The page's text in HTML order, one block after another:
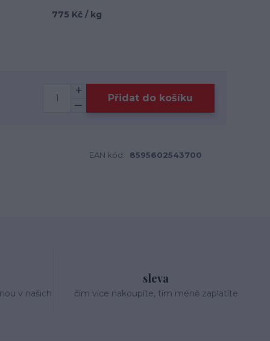
775 Kč / kg
Přidat do košíku
EAN kód: 8595602543700
v našich
sleva
čím více nakoupíte, tím méně zaplatíte